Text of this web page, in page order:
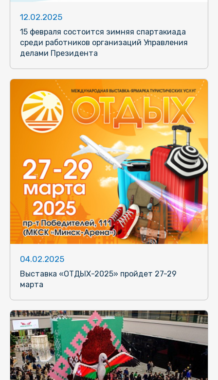
12.02.2025
15 февраля состоится зимняя спартакиада
среди работников организаций Управления
делами Президента
04.02.2025
Выставка «ОТДЫХ-2025» пройдет 27-29
марта